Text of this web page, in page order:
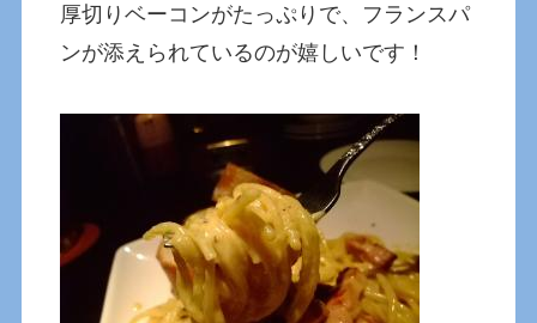
厚切りベーコンがたっぷりで、フランスパ
ンが添えられているのが嬉しいです！